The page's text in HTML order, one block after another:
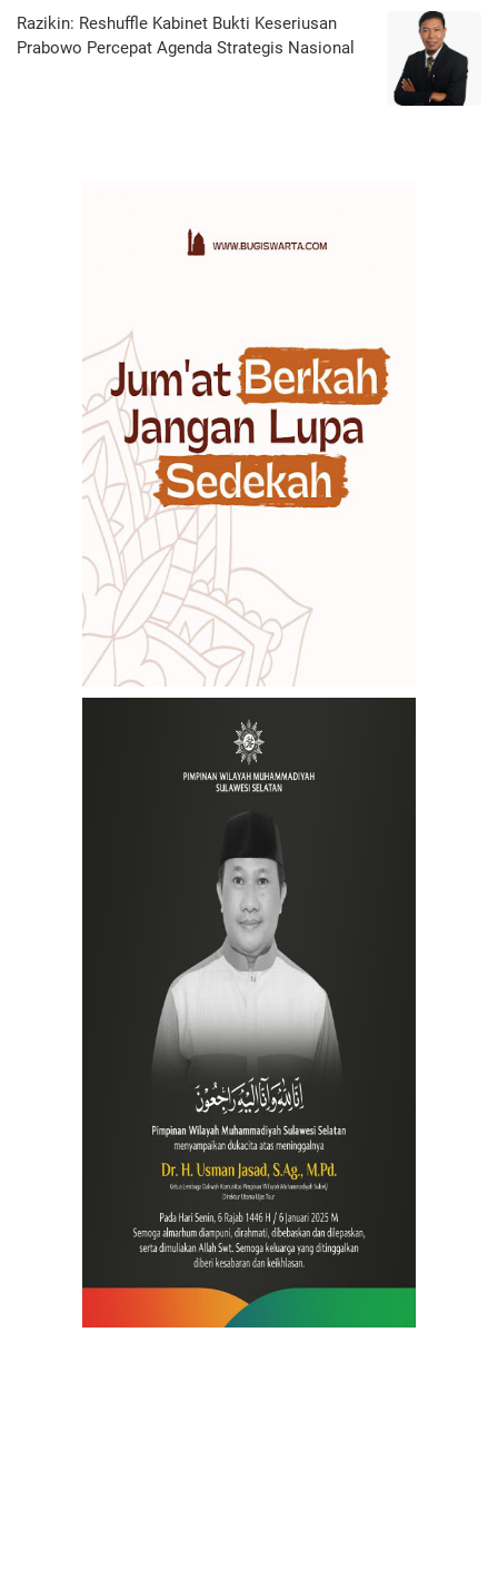
Razikin: Reshuffle Kabinet Bukti Keseriusan
Prabowo Percepat Agenda Strategis Nasional